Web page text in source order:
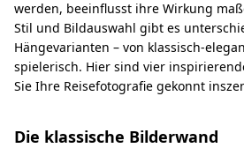
werden, beeinflusst ihre Wirkung
Stil und Bildauswahl gibt es
Hängevarianten – von klassisch-
spielerisch. Hier sind vier
Sie Ihre Reisefotografie gekonnt
Die klassische Bilderwand